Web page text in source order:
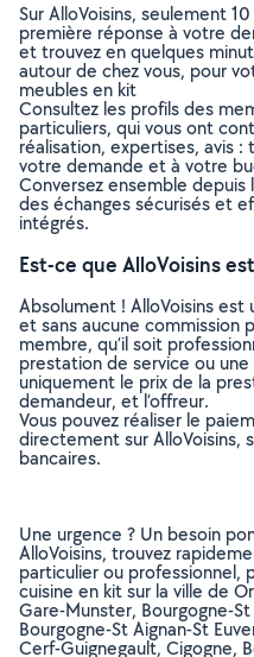
Sur AlloVoisins, seulement
première réponse à votre
et trouvez en quelques
autour de chez vous, pour
meubles en kit
Consultez les profils des
particuliers, qui vous ont
réalisation, expertises, avis
votre demande et à votre
Conversez ensemble depuis
des échanges sécurisés et
intégrés.
Est-ce que AlloVoisins
Absolument ! AlloVoisins
et sans aucune commission
membre, qu’il soit
prestation de service ou
uniquement le prix de la
demandeur, et l’offreur.
Vous pouvez réaliser le
directement sur AlloVoisins,
bancaires.
Une urgence ? Un besoin
AlloVoisins, trouvez
particulier ou professionnel,
cuisine en kit sur la ville de
Gare-Munster, Bourgogne-
Bourgogne-St Aignan-St
Cerf-Guignegault, Cigogne,